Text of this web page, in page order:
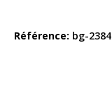
Référence bg-2384